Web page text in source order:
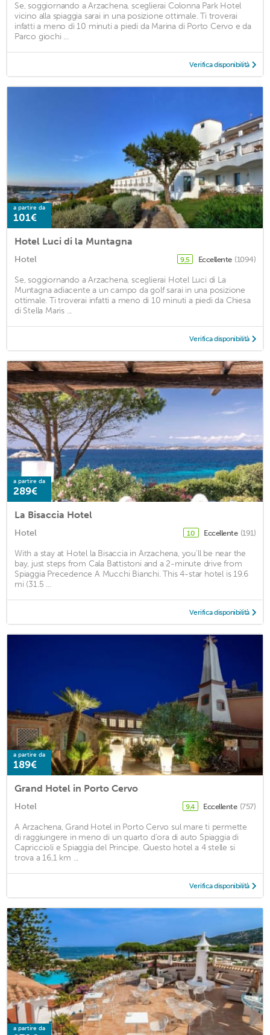
Se, soggiornando a Arzachena, sceglierai Colonna Park Hotel
vicino alla spiaggia sarai in una posizione ottimale. Ti troverai
infatti a meno di 10 minuti a piedi da Marina di Porto Cervo e da
Parco giochi ...
Verifica disponibilità
a partire da
101€
Hotel Luci di la Muntagna
Hotel 9,5 Eccellente (1094)
Se, soggiornando a Arzachena, sceglierai Hotel Luci di La
Muntagna adiacente a un campo da golf sarai in una posizione
ottimale. Ti troverai infatti a meno di 10 minuti a piedi da Chiesa
di Stella Maris ...
Verifica disponibilità
a partire da
289€
La Bisaccia Hotel
Hotel 10 Eccellente (191)
With a stay at Hotel la Bisaccia in Arzachena, you'll be near the
bay, just steps from Cala Battistoni and a 2-minute drive from
Spiaggia Precedence A Mucchi Bianchi. This 4-star hotel is 19.6
mi (31.5 ...
Verifica disponibilità
a partire da
189€
Grand Hotel in Porto Cervo
Hotel 9,4 Eccellente (757)
A Arzachena, Grand Hotel in Porto Cervo sul mare ti permette
di raggiungere in meno di un quarto d'ora di auto Spiaggia di
Capriccioli e Spiaggia del Principe. Questo hotel a 4 stelle si
trova a 16,1 km ...
Verifica disponibilità
a partire da